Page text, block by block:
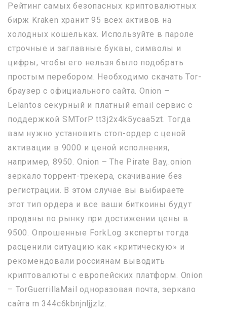
Рейтинг самых безопасных криптовалютных
бирж Kraken хранит 95 всех активов на
холодных кошельках. Используйте в пароле
строчные и заглавные буквы, символы и
цифры, чтобы его нельзя было подобрать
простым перебором. Необходимо скачать Tor-
браузер с официального сайта. Onion –
Lelantos секурный и платный email сервис с
поддержкой SMTorP tt3j2x4k5ycaa5zt. Тогда
вам нужно установить стоп-ордер с ценой
активации в 9000 и ценой исполнения,
например, 8950. Onion – The Pirate Bay,.onion
зеркало торрент-трекера, скачивание без
регистрации. В этом случае вы выбираете
этот тип ордера и все ваши биткоины будут
проданы по рынку при достижении цены в
9500. Опрошенные ForkLog эксперты тогда
расценили ситуацию как «критическую» и
рекомендовали россиянам выводить
криптовалюты с европейских платформ. Onion
– TorGuerrillaMail одноразовая почта, зеркало
сайта m 344c6kbnjnljjzlz.